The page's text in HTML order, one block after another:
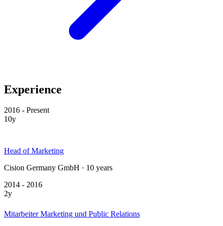
Experience
2016 - Present
10y
Head of Marketing
Cision Germany GmbH · 10 years
2014 - 2016
2y
Mitarbeiter Marketing und Public Relations